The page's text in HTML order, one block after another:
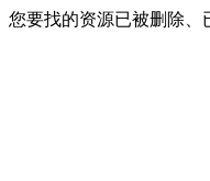
您要找的资源已被删除、